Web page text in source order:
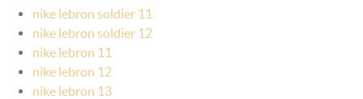
nike lebron soldier 11
nike lebron soldier 12
nike lebron 11
nike lebron 12
nike lebron 13